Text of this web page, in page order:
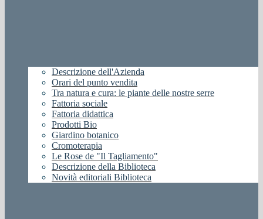
Descrizione dell'Azienda
Orari del punto vendita
Tra natura e cura: le piante delle nostre serre
Fattoria sociale
Fattoria didattica
Prodotti Bio
Giardino botanico
Cromoterapia
Le Rose de "Il Tagliamento"
Descrizione della Biblioteca
Novità editoriali Biblioteca